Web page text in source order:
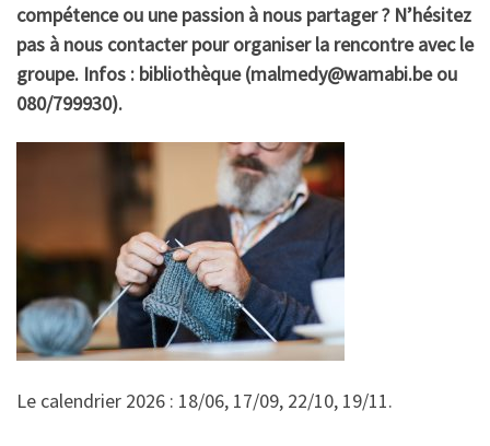
compétence ou une passion à nous partager ? N’hésitez
pas à nous contacter pour organiser la rencontre avec le
groupe. Infos : bibliothèque (malmedy@wamabi.be ou
080/799930).
Le calendrier 2026 : 18/06, 17/09, 22/10, 19/11.